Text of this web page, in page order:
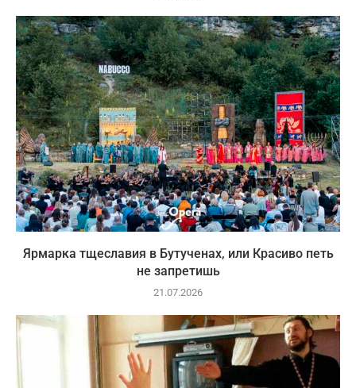
Ярмарка тщеславия в Бутученах, или Красиво петь
не запретишь
21.07.2026